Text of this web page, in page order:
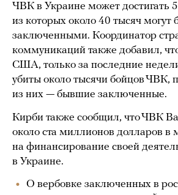
ЧВК в Украине может достигать
из которых около 40 тысяч
заключенными. Координатор
коммуникаций также добавил,
США, только за последние
убиты около тысячи бойцов ЧВК,
из них — бывшие заключенные.
Кирби также сообщил, что ЧВК
около ста миллионов долларов в
на финансирование своей
в Украине.
О вербовке заключенных в